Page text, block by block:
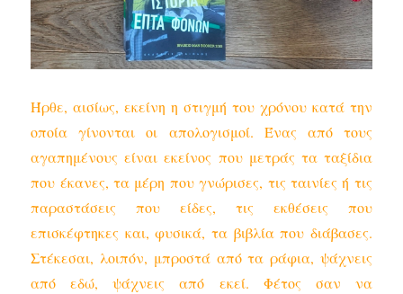
Ήρθε, αισίως, εκείνη η στιγμή του χρόνου κατά την
οποία γίνονται οι απολογισμοί. Ένας από τους
αγαπημένους είναι εκείνος που μετράς τα ταξίδια
που έκανες, τα μέρη που γνώρισες, τις ταινίες ή τις
παραστάσεις που είδες, τις εκθέσεις που
επισκέφτηκες και, φυσικά, τα βιβλία που διάβασες.
Στέκεσαι, λοιπόν, μπροστά από τα ράφια, ψάχνεις
από εδώ, ψάχνεις από εκεί. Φέτος σαν να